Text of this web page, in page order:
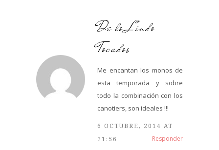
De lo Lindo
Tocados
Me encantan los monos de
esta temporada y sobre
todo la combinación con los
canotiers, son ideales !!!
6 OCTUBRE, 2014 AT
21:56
Responder